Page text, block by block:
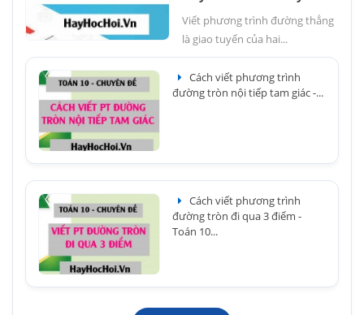
Viết phương trình đường thẳng
là giao tuyến của hai...
Cách viết phương trình
đường tròn nội tiếp tam giác -...
Cách viết phương trình
đường tròn đi qua 3 điểm -
Toán 10...